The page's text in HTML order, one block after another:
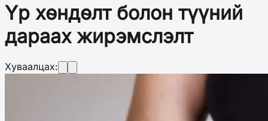
Үр хөндөлт болон түүний
дараах жирэмслэлт
Хуваалцах: